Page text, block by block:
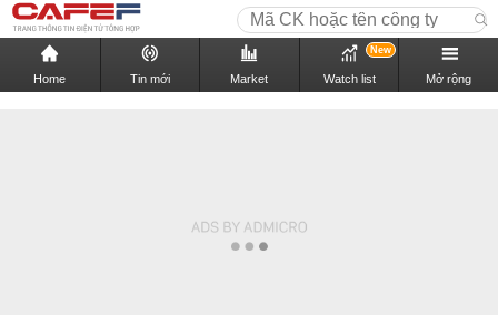
Home Tin mới Market Watch list
New
Mở rộng